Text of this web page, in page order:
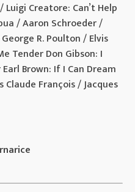
Creatore: Can’t Help
/ Aaron Schroeder /
R. Poulton / Elvis
Tender Don Gibson: I
Brown: If I Can Dream
Claude François / Jacques